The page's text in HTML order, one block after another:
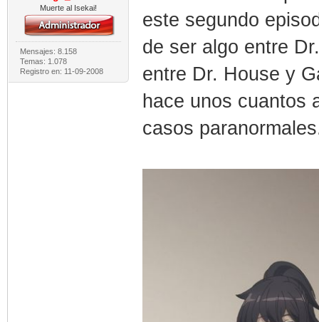
Muerte al Isekai!
Mensajes: 8.158
Temas: 1.078
Registro en: 11-09-2008
este segundo
de ser algo entre
entre Dr. House y
hace unos cuantos
casos